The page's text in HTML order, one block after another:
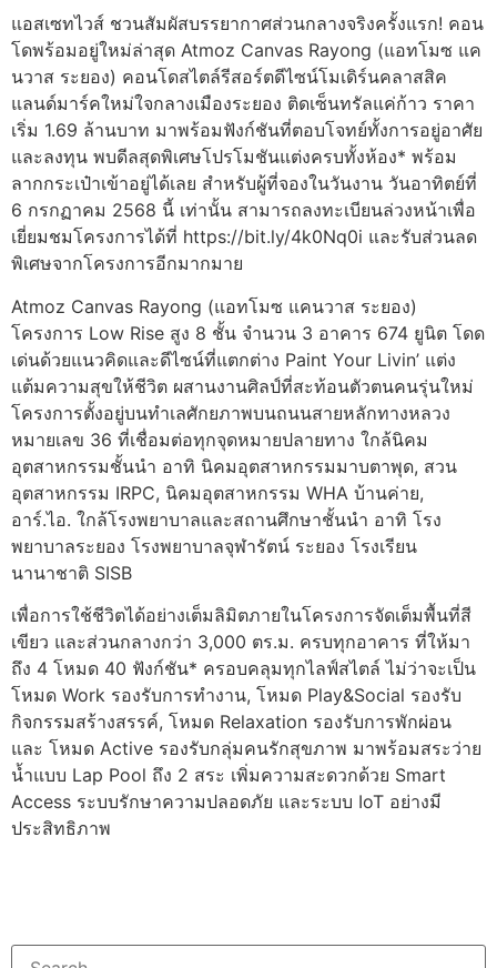
แอสเซทไวส์ ชวนสัมผัสบรรยากาศส่วนกลางจริงครั้งแรก! คอน
โดพร้อมอยู่ใหม่ล่าสุด Atmoz Canvas Rayong (แอทโมซ แค
นวาส ระยอง) คอนโดสไตล์รีสอร์ตดีไซน์โมเดิร์นคลาสสิค
แลนด์มาร์คใหม่ใจกลางเมืองระยอง ติดเซ็นทรัลแค่ก้าว ราคา
เริ่ม 1.69 ล้านบาท มาพร้อมฟังก์ชันที่ตอบโจทย์ทั้งการอยู่อาศัย
และลงทุน พบดีลสุดพิเศษโปรโมชันแต่งครบทั้งห้อง* พร้อม
ลากกระเป๋าเข้าอยู่ได้เลย สำหรับผู้ที่จองในวันงาน วันอาทิตย์ที่
6 กรกฏาคม 2568 นี้ เท่านั้น สามารถลงทะเบียนล่วงหน้าเพื่อ
เยี่ยมชมโครงการได้ที่ https://bit.ly/4k0Nq0i และรับส่วนลด
พิเศษจากโครงการอีกมากมาย
Atmoz Canvas Rayong (แอทโมซ แคนวาส ระยอง)
โครงการ Low Rise สูง 8 ชั้น จำนวน 3 อาคาร 674 ยูนิต โดด
เด่นด้วยแนวคิดและดีไซน์ที่แตกต่าง Paint Your Livin’ แต่ง
แต้มความสุขให้ชีวิต ผสานงานศิลป์ที่สะท้อนตัวตนคนรุ่นใหม่
โครงการตั้งอยู่บนทำเลศักยภาพบนถนนสายหลักทางหลวง
หมายเลข 36 ที่เชื่อมต่อทุกจุดหมายปลายทาง ใกล้นิคม
อุตสาหกรรมชั้นนำ อาทิ นิคมอุตสาหกรรมมาบตาพุด, สวน
อุตสาหกรรม IRPC, นิคมอุตสาหกรรม WHA บ้านค่าย,
อาร์.ไอ. ใกล้โรงพยาบาลและสถานศึกษาชั้นนำ อาทิ โรง
พยาบาลระยอง โรงพยาบาลจุฬารัตน์ ระยอง โรงเรียน
นานาชาติ SISB
เพื่อการใช้ชีวิตได้อย่างเต็มลิมิตภายในโครงการจัดเต็มพื้นที่สี
เขียว และส่วนกลางกว่า 3,000 ตร.ม. ครบทุกอาคาร ที่ให้มา
ถึง 4 โหมด 40 ฟังก์ชัน* ครอบคลุมทุกไลฟ์สไตล์ ไม่ว่าจะเป็น
โหมด Work รองรับการทำงาน, โหมด Play&Social รองรับ
กิจกรรมสร้างสรรค์, โหมด Relaxation รองรับการพักผ่อน
และ โหมด Active รองรับกลุ่มคนรักสุขภาพ มาพร้อมสระว่าย
น้ำแบบ Lap Pool ถึง 2 สระ เพิ่มความสะดวกด้วย Smart
Access ระบบรักษาความปลอดภัย และระบบ IoT อย่างมี
ประสิทธิภาพ